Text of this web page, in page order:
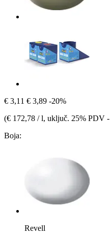
€ 3,11 € 3,89 -20%
(€ 172,78 / l, uključ. 25% PDV -
Boja:
Revell